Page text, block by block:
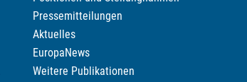
Pressemitteilungen
Aktuelles
EuropaNews
Weitere Publikationen